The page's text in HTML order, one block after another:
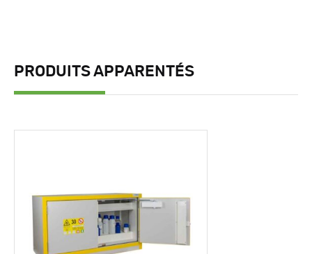
PRODUITS APPARENTÉS